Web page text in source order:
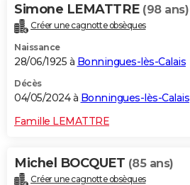
Dictionnaire
Biographies
Citations
Expressions
Proverbes
PROGRAMME TV
COPAINS D'AVANT
S'inscrire
Se connecter
Lycées
Collèges
Primaires
Universités
Entreprises
Service militaire
Avis de recherche
AVIS DE DÉCÈS
Simone LEMATTRE (98 ans)
Créer une cagnotte obsèques
Naissance
28/06/1925 à Bonningues-lès-Calais
Décès
04/05/2024 à Bonningues-lès-Calais
Famille LEMATTRE
Michel BOCQUET (85 ans)
Créer une cagnotte obsèques